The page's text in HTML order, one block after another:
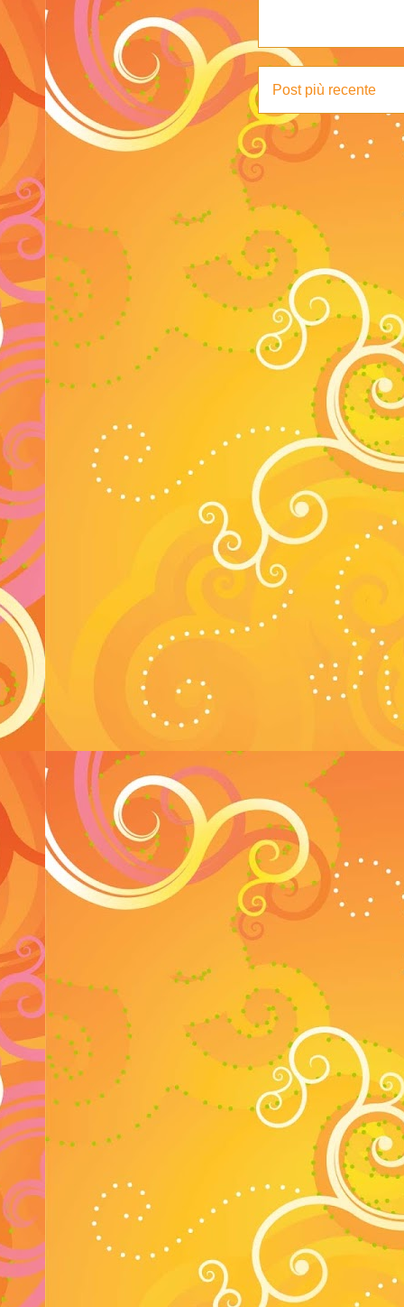
Post più recente